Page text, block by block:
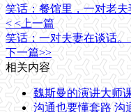
笑话：餐馆里，一对老
< <上一篇
笑话：一对夫妻在谈话。
下一篇>>
相关内容
魏斯曼的演讲大师
沟通也要懂套路 沟